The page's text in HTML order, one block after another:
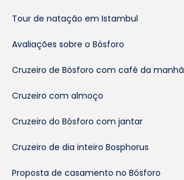
Tour de natação em Istambul
Avaliações sobre o Bósforo
Cruzeiro de Bósforo com café da manhã
Cruzeiro com almoço
Cruzeiro do Bósforo com jantar
Cruzeiro de dia inteiro Bosphorus
Proposta de casamento no Bósforo